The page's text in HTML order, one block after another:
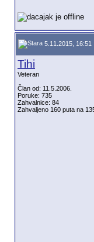
5.11.2015, 16:51
Tihi
Veteran
Član od: 11.5.2006.
Poruke: 735
Zahvalnice: 84
Zahvaljeno 160 puta na